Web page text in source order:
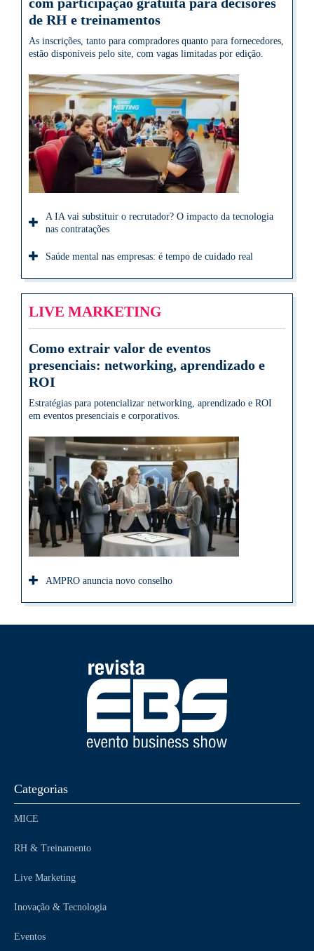
de RH e treinamentos
As inscrições, tanto para compradores quanto para fornecedores,
estão disponíveis pelo site, com vagas limitadas por edição.
A IA vai substituir o recrutador? O impacto da tecnologia
nas contratações
Saúde mental nas empresas: é tempo de cuidado real
LIVE MARKETING
Como extrair valor de eventos
presenciais: networking, aprendizado e
ROI
Estratégias para potencializar networking, aprendizado e ROI
em eventos presenciais e corporativos.
AMPRO anuncia novo conselho
Categorias
MICE
RH & Treinamento
Live Marketing
Inovação & Tecnologia
Eventos